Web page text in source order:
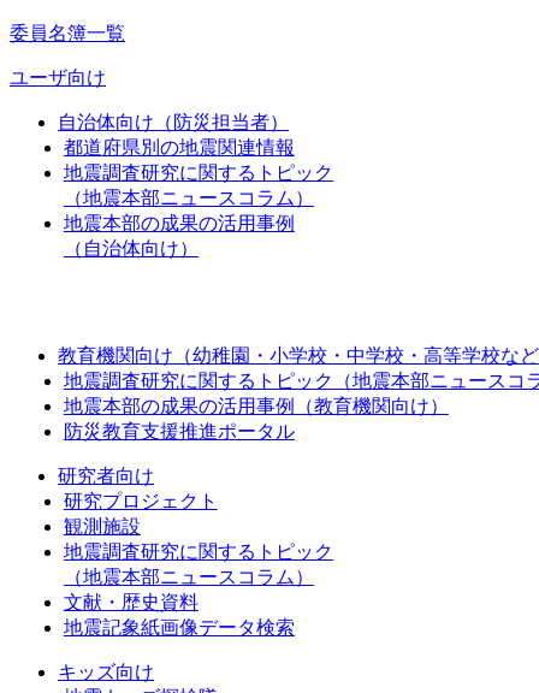
委員名簿一覧
ユーザ向け
自治体向け（防災担当者）
都道府県別の地震関連情報
地震調査研究に関するトピック
（地震本部ニュースコラム）
地震本部の成果の活用事例
（自治体向け）
教育機関向け（幼稚園・小学校・中学校・高等学校な
地震調査研究に関するトピック（地震本部ニュースコ
地震本部の成果の活用事例（教育機関向け）
防災教育支援推進ポータル
研究者向け
研究プロジェクト
観測施設
地震調査研究に関するトピック
（地震本部ニュースコラム）
文献・歴史資料
地震記象紙画像データ検索
キッズ向け